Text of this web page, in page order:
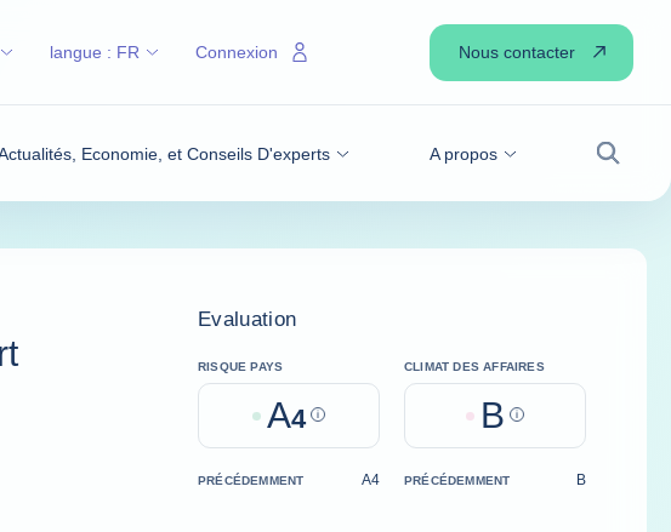
Economie, et Conseils D'experts A propos
langue : FR Connexion Nous contacter
Evaluation
RISQUE PAYS
A4 Help
CLIMAT DES AFFAIRES
B Help
PRÉCÉDEMMENT A4 PRÉCÉDEMMENT B